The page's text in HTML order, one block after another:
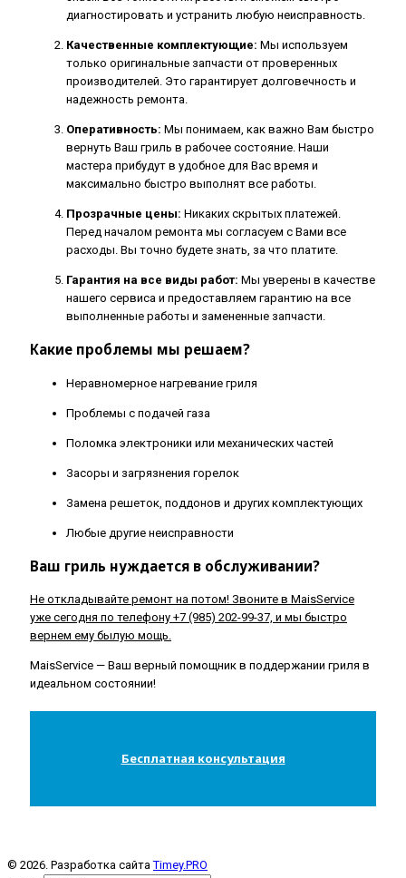
диагностировать и устранить любую неисправность.
Качественные комплектующие: Мы используем
только оригинальные запчасти от проверенных
производителей. Это гарантирует долговечность и
надежность ремонта.
Оперативность: Мы понимаем, как важно Вам быстро
вернуть Ваш гриль в рабочее состояние. Наши
мастера прибудут в удобное для Вас время и
максимально быстро выполнят все работы.
Прозрачные цены: Никаких скрытых платежей.
Перед началом ремонта мы согласуем с Вами все
расходы. Вы точно будете знать, за что платите.
Гарантия на все виды работ: Мы уверены в качестве
нашего сервиса и предоставляем гарантию на все
выполненные работы и замененные запчасти.
Какие проблемы мы решаем?
Неравномерное нагревание гриля
Проблемы с подачей газа
Поломка электроники или механических частей
Засоры и загрязнения горелок
Замена решеток, поддонов и других комплектующих
Любые другие неисправности
Ваш гриль нуждается в обслуживании?
Не откладывайте ремонт на потом! Звоните в MaisService
уже сегодня по телефону +7 (985) 202-99-37, и мы быстро
вернем ему былую мощь.
MaisService — Ваш верный помощник в поддержании гриля в
идеальном состоянии!
Бесплатная консультация
© 2026. Разработка сайтаTimey.PRO